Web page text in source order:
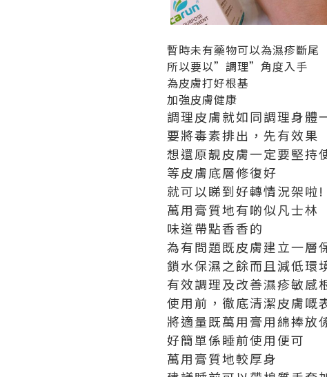
暫時未有藥物可以為濕疹斷尾
所以要以”調理”角度入手
為皮膚打好根基
加強皮膚健康
調理皮膚就如同調理身體
要將毒素排出，先有效果
想還原靚皮膚一定要堅持
等皮膚底層修復好
就可以睇到好轉情況架啦!
萬用膏質地有啲似凡士林
味道帶點香香的
為有問題既皮膚建立一層
鎖水保濕之餘而且減低環
有效調理及改善濕疹敏感
使用前，徹底清潔皮膚嘅
將適量既萬用膏用綿捧放
好簡單係睡前使用便可
萬用膏質地較厚身